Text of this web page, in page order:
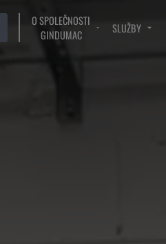
O SPOLEČNOSTI
GINDUMAC
SLUŽBY